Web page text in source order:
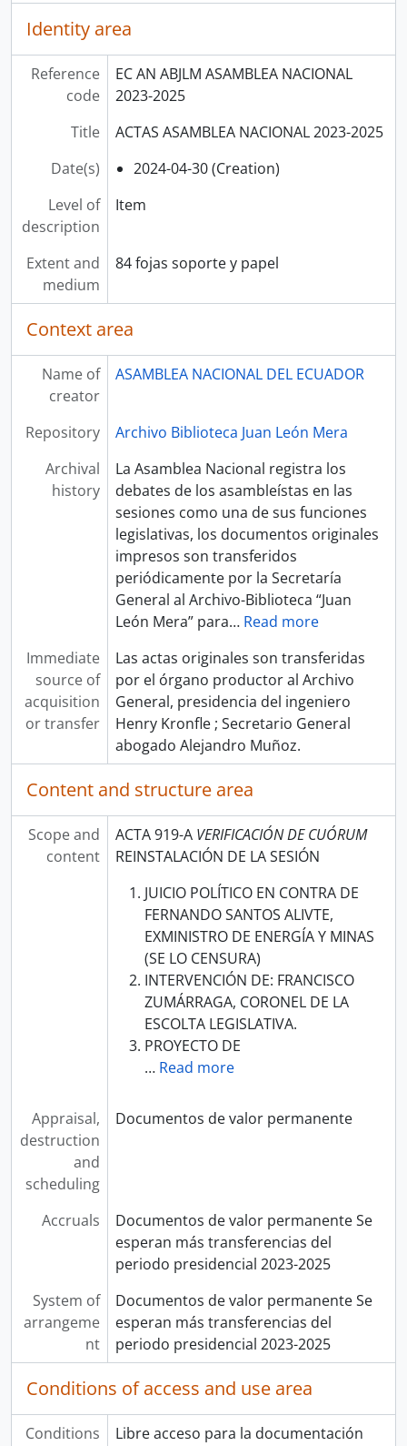
Identity area
Reference
code
EC AN ABJLM ASAMBLEA NACIONAL
2023-2025
Title
ACTAS ASAMBLEA NACIONAL 2023-2025
Date(s)
2024-04-30 (Creation)
Level of
description
Item
Extent and
medium
84 fojas soporte y papel
Context area
Name of
creator
ASAMBLEA NACIONAL DEL ECUADOR
Repository
Archivo Biblioteca Juan León Mera
Archival
history
La Asamblea Nacional registra los
debates de los asambleístas en las
sesiones como una de sus funciones
legislativas, los documentos originales
impresos son transferidos
periódicamente por la Secretaría
General al Archivo-Biblioteca “Juan
León Mera” para… Read more
Immediate
source of
acquisition
or transfer
Las actas originales son transferidas
por el órgano productor al Archivo
General, presidencia del ingeniero
Henry Kronfle ; Secretario General
abogado Alejandro Muñoz.
Content and structure area
Scope and
content
ACTA 919-A VERIFICACIÓN DE CUÓRUM
REINSTALACIÓN DE LA SESIÓN
JUICIO POLÍTICO EN CONTRA DE
FERNANDO SANTOS ALIVTE,
EXMINISTRO DE ENERGÍA Y MINAS
(SE LO CENSURA)
INTERVENCIÓN DE: FRANCISCO
ZUMÁRRAGA, CORONEL DE LA
ESCOLTA LEGISLATIVA.
PROYECTO DE
… Read more
Appraisal,
destruction
and
scheduling
Documentos de valor permanente
Accruals
Documentos de valor permanente Se
esperan más transferencias del
periodo presidencial 2023-2025
System of
arrangeme
nt
Documentos de valor permanente Se
esperan más transferencias del
periodo presidencial 2023-2025
Conditions of access and use area
Conditions
Libre acceso para la documentación